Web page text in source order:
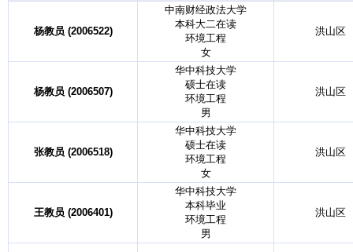
杨教员 (2006522)
中南财经政法大学
本科大二在读
环境工程
女
洪山区
杨教员 (2006507)
华中科技大学
硕士在读
环境工程
男
洪山区
张教员 (2006518)
华中科技大学
硕士在读
环境工程
女
洪山区
王教员 (2006401)
华中科技大学
本科毕业
环境工程
男
洪山区